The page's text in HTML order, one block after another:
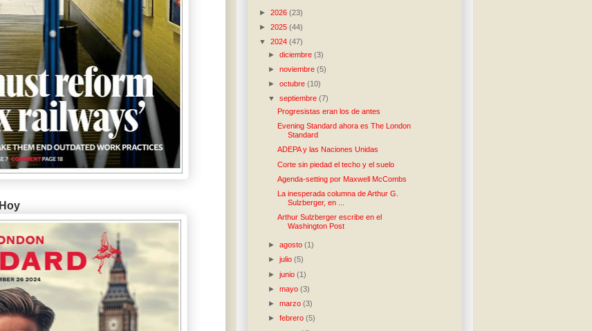
Hoy
► 2026 (23)
► 2025 (44)
▼ 2024 (47)
►diciembre(3)
►noviembre(5)
►octubre(10)
▼septiembre(7)
Progresistas eran los de antes
Evening Standard ahora es The London
Standard
ADEPA y las Naciones Unidas
Corte sin piedad el techo y el suelo
Agenda-setting por Maxwell McCombs
La inesperada columna de Arthur G.
Sulzberger, en ...
Arthur Sulzberger escribe en el
Washington Post
►agosto(1)
►julio(5)
►junio(1)
►mayo(3)
►marzo(3)
►febrero(5)